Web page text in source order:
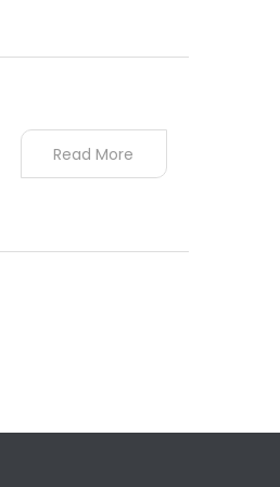
Read More